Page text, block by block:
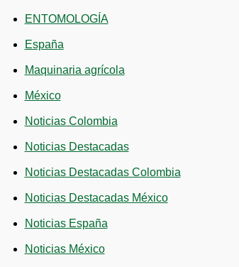
ENTOMOLOGÍA
España
Maquinaria agrícola
México
Noticias Colombia
Noticias Destacadas
Noticias Destacadas Colombia
Noticias Destacadas México
Noticias España
Noticias México